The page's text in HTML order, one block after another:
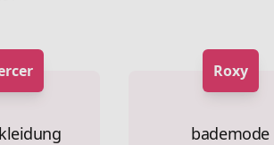
Roxy
bademode